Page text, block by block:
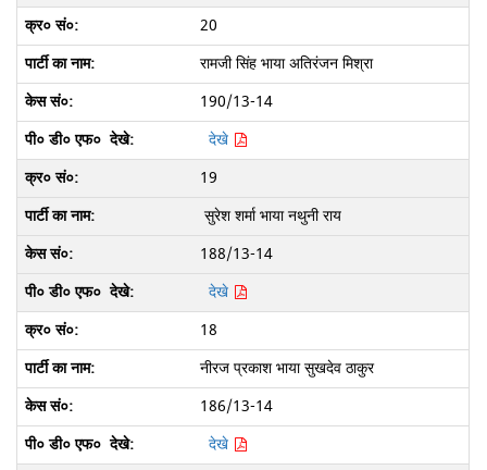
20
रामजी सिंह भाया अतिरंजन मिश्रा
190/13-14
देखे
19
सुरेश शर्मा भाया नथुनी राय
188/13-14
देखे
18
नीरज प्रकाश भाया सुखदेव ठाकुर
186/13-14
देखे